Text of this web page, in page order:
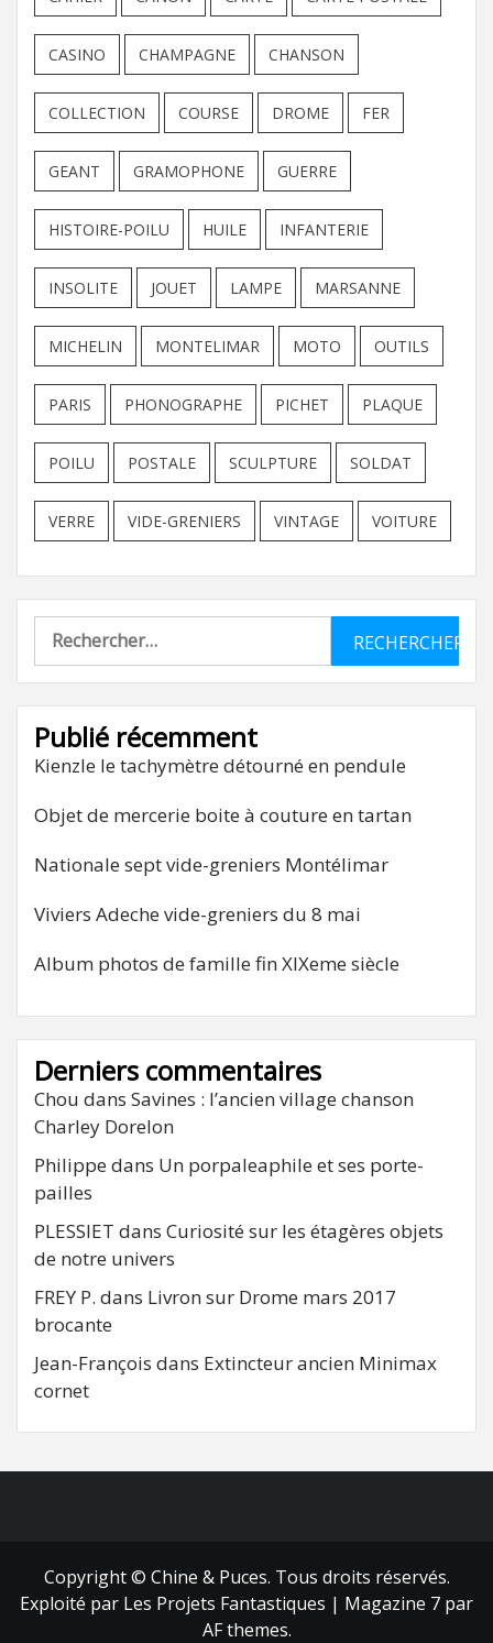
CASINO CHAMPAGNE CHANSON
COLLECTION COURSE DROME FER
GEANT GRAMOPHONE GUERRE
HISTOIRE-POILU HUILE INFANTERIE
INSOLITE JOUET LAMPE MARSANNE
MICHELIN MONTELIMAR MOTO OUTILS
PARIS PHONOGRAPHE PICHET PLAQUE
POILU POSTALE SCULPTURE SOLDAT
VERRE VIDE-GRENIERS VINTAGE VOITURE
Rechercher :
Publié récemment
Kienzle le tachymètre détourné en pendule
Objet de mercerie boite à couture en tartan
Nationale sept vide-greniers Montélimar
Viviers Adeche vide-greniers du 8 mai
Album photos de famille fin XIXeme siècle
Derniers commentaires
Chou dans Savines : l’ancien village chanson
Charley Dorelon
Philippe dans Un porpaleaphile et ses porte-
pailles
PLESSIET dans Curiosité sur les étagères objets
de notre univers
FREY P. dans Livron sur Drome mars 2017
brocante
Jean-François dans Extincteur ancien Minimax
cornet
Copyright © Chine & Puces. Tous droits réservés.
Exploité par Les Projets Fantastiques | Magazine 7 par
AF themes.